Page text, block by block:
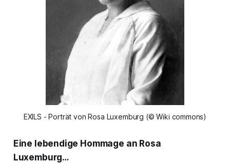
EXILS - Porträt von Rosa Luxemburg (© Wiki commons)
Eine lebendige Hommage an Rosa
Luxemburg…